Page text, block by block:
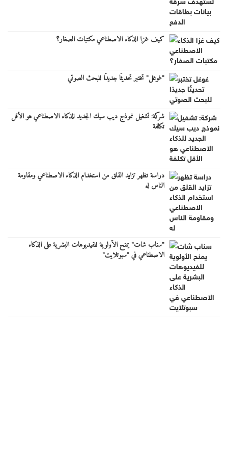
كيف غزا الذكاء الاصطناعي مكتبات الصغار؟
"غوغل" تختبر تحديثًا جديدًا للبحث الصوتي
شركة: تشغيل نموذج ديب سيك الجديد للذكاء الاصطناعي هو الأقل
تكلفة
دراسة تظهر تزايد القلق من استخدام الذكاء الاصطناعي ومقاومة
الناس له
"سناب شات" يمنح الأولوية للفيديوهات البشرية على الذكاء
الاصطناعي في "سبوتلايت"